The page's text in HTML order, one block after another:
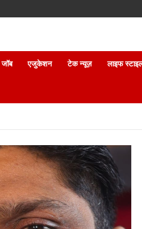
जॉब एजुकेशन टेक न्यूज़ लाइफ